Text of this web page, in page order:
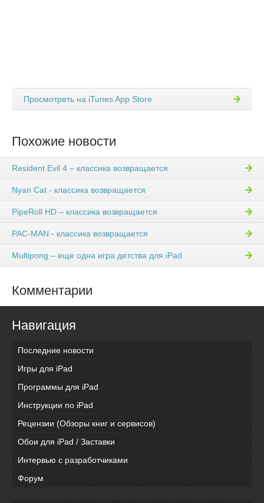
Просмотреть на iTunes App Store
Похожие новости
Resident Evil 4 – классика возвращается
Nyan Cat - классика возвращается
PipeRoll HD – классика возвращается
PAC-MAN - классика возвращается
Multipong – еще одна игра детства для iPad
Комментарии
Навигация
Последние новости
Игры для iPad
Программы для iPad
Инструкции по iPad
Рецензии (Обзоры книг и сервисов)
Обои для iPad / Заставки
Интервью с разработчиками
Форум